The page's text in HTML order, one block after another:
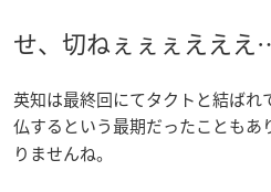
せ、切ねぇぇぇえええ
英知は最終回にてタクトと結ば
仏するという最期だったこともあ
りませんね。